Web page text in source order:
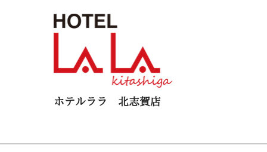
ホテルララ 北志賀​店